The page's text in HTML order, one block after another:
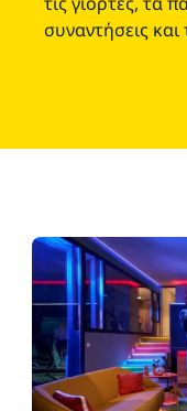
συναντήσεις και